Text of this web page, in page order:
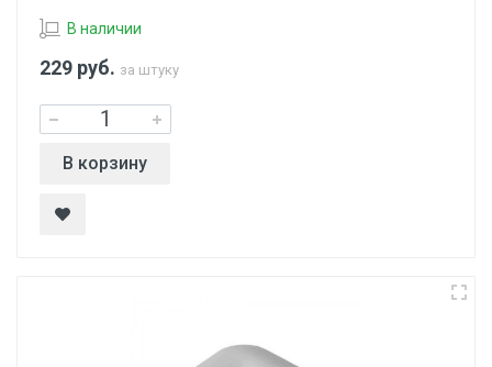
В наличии
229 руб. за штуку
В корзину